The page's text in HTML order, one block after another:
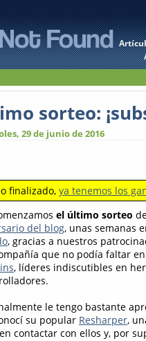
sorteo:
29 de junio de 2016
finalizado, ya tenemos los
el último sorteo
del blog, unas semanas
, gracias a nuestros
que no podía faltar
, líderes indiscutibles en
le tengo bastante
su popular Resharper,
contactar con ellos y, por